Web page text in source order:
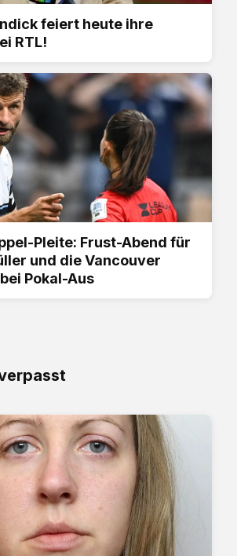
feiert heute ihre
RTL!
Pleite: Frust-Abend für
und die Vancouver
Pokal-Aus